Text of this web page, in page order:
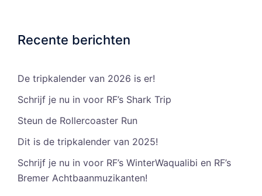
Recente berichten
De tripkalender van 2026 is er!
Schrijf je nu in voor RF’s Shark Trip
Steun de Rollercoaster Run
Dit is de tripkalender van 2025!
Schrijf je nu in voor RF’s WinterWaqualibi en RF’s
Bremer Achtbaanmuzikanten!